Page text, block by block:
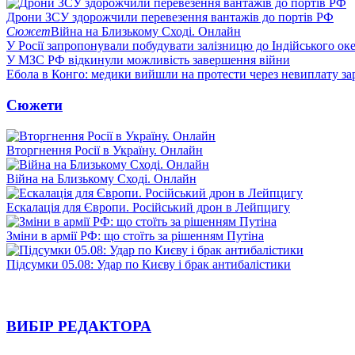
Дрони ЗСУ здорожчили перевезення вантажів до портів РФ
СюжетВійна на Близькому Сході. Онлайн
У Росії запропонували побудувати залізницю до Індійського
У МЗС РФ відкинули можливість завершення війни
Ебола в Конго: медики вийшли на протести через невиплату
Сюжети
Вторгнення Росії в Україну. Онлайн
Війна на Близькому Сході. Онлайн
Ескалація для Європи. Російський дрон в Лейпцигу
Зміни в армії РФ: що стоїть за рішенням Путіна
Підсумки 05.08: Удар по Києву і брак антибалістики
ВИБІР РЕДАКТОРА